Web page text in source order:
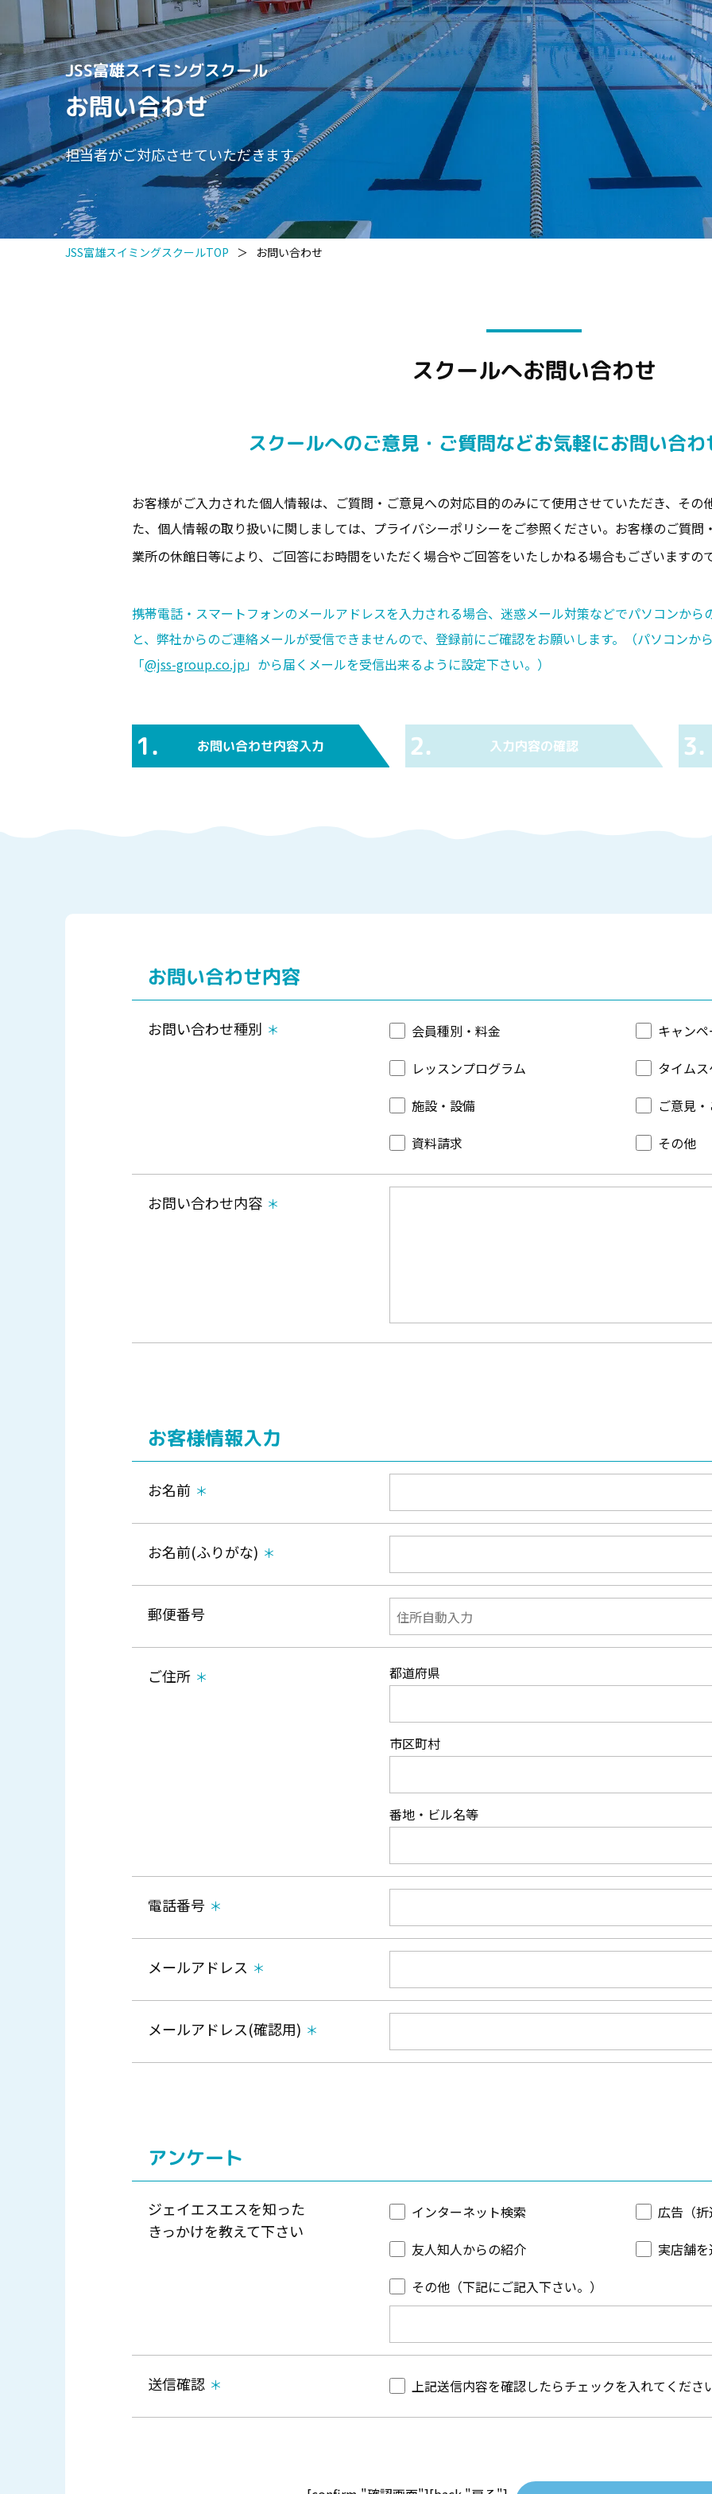
JSS富雄スイミングスクール
お問い合わせ
担当者がご対応させていただきます。
JSS富雄スイミングスクールTOP ＞ お問い合わせ
スクールへお問い合わせ
スクールへのご意見・ご質問などお気軽にお問い合
お客様がご入力された個人情報は、ご質問・ご意見への対応目的のみにて使用させていただき、そ
た、個人情報の取り扱いに関しましては、 プライバシーポリシーをご参照ください。お客様のご質
業所の休館日等により、ご回答にお時間をいただく場合やご回答をいたしかねる場合もございますの
携帯電話・スマートフォンのメールアドレスを入力される場合、迷惑メール対策などでパソコンか
と、弊社からのご連絡メールが受信できませんので、登録前にご確認をお願いします。（パソコンか
「@jss-group.co.jp」から届くメールを受信出来るように設定下さい。）
1. お問い合わせ内容入力 2. 入力内容の確認 3.
お問い合わせ内容
お問い合わせ種別 会員種別・料金
キャン
レッスンプログラム
タイム
施設・設備
ご意見
資料請求
その他
お問い合わせ内容
お客様情報入力
お名前
お名前(ふりがな)
郵便番号
ご住所 都道府県
市区町村
番地・ビル名等
電話番号
メールアドレス
メールアドレス(確認用)
アンケート
ジェイエスエスを知った
きっかけを教えて下さい
インターネット検索
広告（
友人知人からの紹介
実店舗
その他（下記にご記入下さい。）
送信確認 上記送信内容を確認したらチェックを入れてくださ